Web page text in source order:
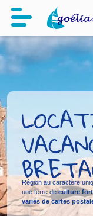
Région au caractère
une terre deculture
variés de cartes